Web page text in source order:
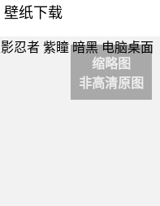
壁纸下载
缩略图
非高清原图